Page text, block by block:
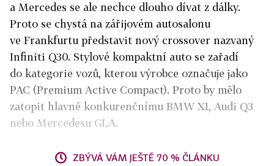
a Mercedes se ale nechce dlouho dívat z dálky.
Proto se chystá na zářijovém autosalonu
ve Frankfurtu představit nový crossover nazvaný
Infiniti Q30. Stylové kompaktní auto se zařadí
do kategorie vozů, kterou výrobce označuje jako
PAC (Premium Active Compact). Proto by mělo
zatopit hlavně konkurenčnímu BMW X1, Audi Q3
nebo Mercedesu GLA.
ZBÝVÁ VÁM JEŠTĚ 70 % ČLÁNKU